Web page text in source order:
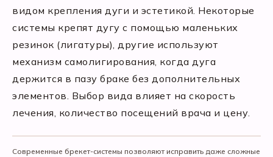
видом крепления дуги и эстетикой. Некоторые
системы крепят дугу с помощью маленьких
резинок (лигатуры), другие используют
механизм самолигирования, когда дуга
держится в пазу браке без дополнительных
элементов. Выбор вида влияет на скорость
лечения, количество посещений врача и цену.
Современные брекет-системы позволяют исправить даже сложные